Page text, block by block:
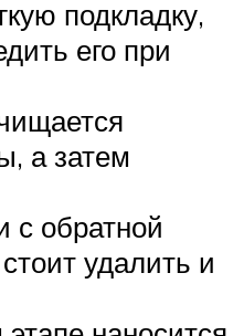
подкладку,
его при
а затем
с обратной
удалить и